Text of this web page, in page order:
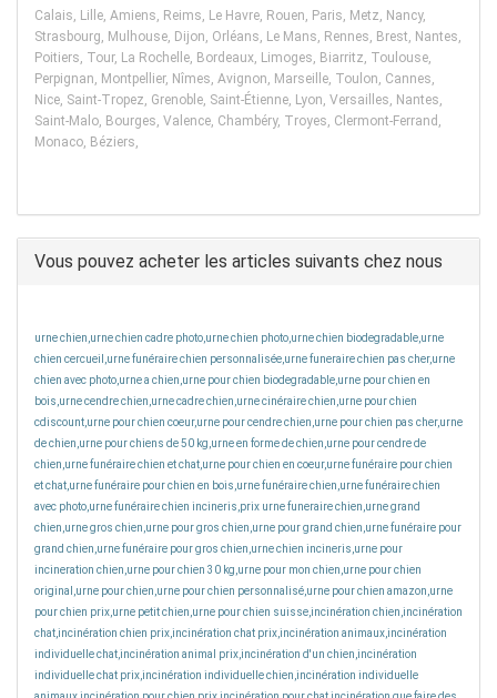
Calais, Lille, Amiens, Reims, Le Havre, Rouen, Paris, Metz, Nancy,
Strasbourg, Mulhouse, Dijon, Orléans, Le Mans, Rennes, Brest, Nantes,
Poitiers, Tour, La Rochelle, Bordeaux, Limoges, Biarritz, Toulouse,
Perpignan, Montpellier, Nîmes, Avignon, Marseille, Toulon, Cannes,
Nice, Saint-Tropez, Grenoble, Saint-Étienne, Lyon, Versailles, Nantes,
Saint-Malo, Bourges, Valence, Chambéry, Troyes, Clermont-Ferrand,
Monaco, Béziers,
Vous pouvez acheter les articles suivants chez nous
urne chien,urne chien cadre photo,urne chien photo,urne chien biodegradable,urne
chien cercueil,urne funéraire chien personnalisée,urne funeraire chien pas cher,urne
chien avec photo,urne a chien,urne pour chien biodegradable,urne pour chien en
bois,urne cendre chien,urne cadre chien,urne cinéraire chien,urne pour chien
cdiscount,urne pour chien coeur,urne pour cendre chien,urne pour chien pas cher,urne
de chien,urne pour chiens de 50 kg,urne en forme de chien,urne pour cendre de
chien,urne funéraire chien et chat,urne pour chien en coeur,urne funéraire pour chien
et chat,urne funéraire pour chien en bois,urne funéraire chien,urne funéraire chien
avec photo,urne funéraire chien incineris,prix urne funeraire chien,urne grand
chien,urne gros chien,urne pour gros chien,urne pour grand chien,urne funéraire pour
grand chien,urne funéraire pour gros chien,urne chien incineris,urne pour
incineration chien,urne pour chien 30 kg,urne pour mon chien,urne pour chien
original,urne pour chien,urne pour chien personnalisé,urne pour chien amazon,urne
pour chien prix,urne petit chien,urne pour chien suisse,incinération chien,incinération
chat,incinération chien prix,incinération chat prix,incinération animaux,incinération
individuelle chat,incinération animal prix,incinération d'un chien,incinération
individuelle chat prix,incinération individuelle chien,incinération individuelle